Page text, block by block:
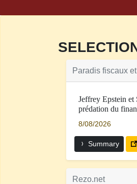
Paradis fiscaux
Jeffrey Epstein et
prédation du
8/08/2026
Summary
Rezo.net